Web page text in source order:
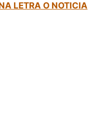
LETRA O NOTICIA